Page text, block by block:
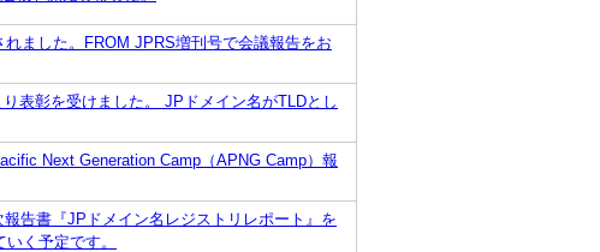
ました。FROM JPRS増刊号で会議報告をお
表彰を受けました。 JPドメイン名がTLDとし
Next Generation Camp（APNG Camp）報
告書『JPドメイン名レジストリレポート』を
く予定です。